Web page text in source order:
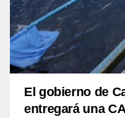
El gobierno de
entregará una